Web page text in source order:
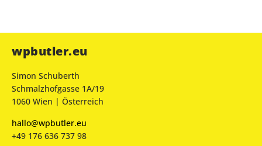
wpbutler.eu
Simon Schuberth
Schmalzhofgasse 1A/19
1060 Wien | Österreich
hallo@wpbutler.eu
+49 176 636 737 98